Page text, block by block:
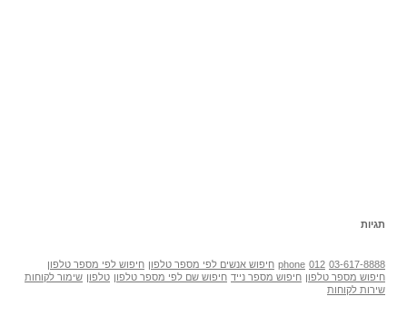
תגיות
03-617-8888
012
phone חיפוש אנשים לפי מספר טלפון חיפוש לפי מספר טלפון
חיפוש מספר טלפון חיפוש מספר נייד חיפוש שם לפי מספר טלפון טלפון שימור לקוחות
שירות לקוחות